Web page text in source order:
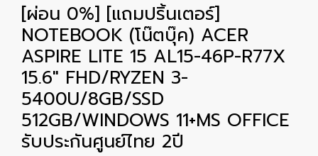
[ผ่อน 0%] [แถมปริ้นเตอร์]
NOTEBOOK (โน๊ตบุ๊ค) ACER
ASPIRE LITE 15 AL15-46P-R77X
15.6" FHD/RYZEN 3-
5400U/8GB/SSD
512GB/WINDOWS 11+MS OFFICE
รับประกันศูนย์ไทย 2ปี